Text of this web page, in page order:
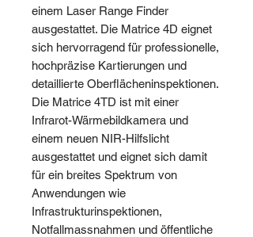
einem Laser Range Finder
ausgestattet. Die Matrice 4D eignet
sich hervorragend für professionelle,
hochpräzise Kartierungen und
detaillierte Oberflächeninspektionen.
Die Matrice 4TD ist mit einer
Infrarot-Wärmebildkamera und
einem neuen NIR-Hilfslicht
ausgestattet und eignet sich damit
für ein breites Spektrum von
Anwendungen wie
Infrastrukturinspektionen,
Notfallmassnahmen und öffentliche